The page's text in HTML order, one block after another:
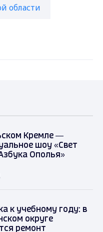
области
Кремле —
шоу «Свет
Ополья»
к учебному году: в
округе
ремонт